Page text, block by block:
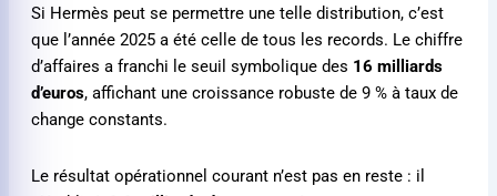
Si Hermès peut se permettre une telle distribution, c’est
que l’année 2025 a été celle de tous les records. Le chiffre
d’affaires a franchi le seuil symbolique des 16 milliards
d’euros, affichant une croissance robuste de 9 % à taux de
change constants.
Le résultat opérationnel courant n’est pas en reste : il